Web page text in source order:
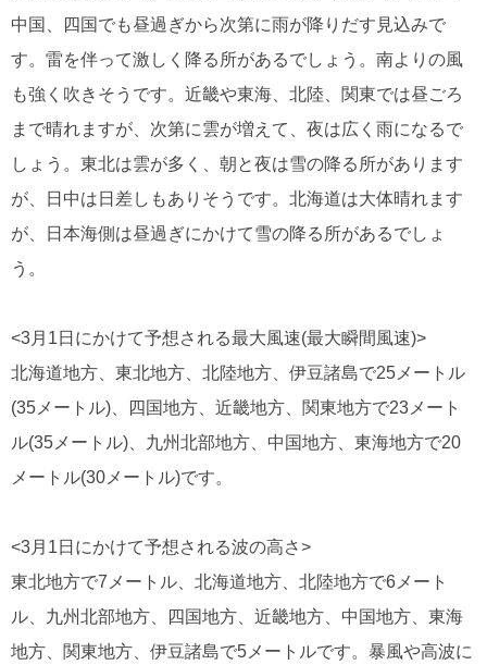
中国、四国でも昼過ぎから次第に雨が降りだす見込みで
す。雷を伴って激しく降る所があるでしょう。南よりの風
も強く吹きそうです。近畿や東海、北陸、関東では昼ごろ
まで晴れますが、次第に雲が増えて、夜は広く雨になるで
しょう。東北は雲が多く、朝と夜は雪の降る所があります
が、日中は日差しもありそうです。北海道は大体晴れます
が、日本海側は昼過ぎにかけて雪の降る所があるでしょ
う。
<3月1日にかけて予想される最大風速(最大瞬間風速)>
北海道地方、東北地方、北陸地方、伊豆諸島で25メートル
(35メートル)、四国地方、近畿地方、関東地方で23メート
ル(35メートル)、九州北部地方、中国地方、東海地方で20
メートル(30メートル)です。
<3月1日にかけて予想される波の高さ>
東北地方で7メートル、北海道地方、北陸地方で6メート
ル、九州北部地方、四国地方、近畿地方、中国地方、東海
地方、関東地方、伊豆諸島で5メートルです。暴風や高波に